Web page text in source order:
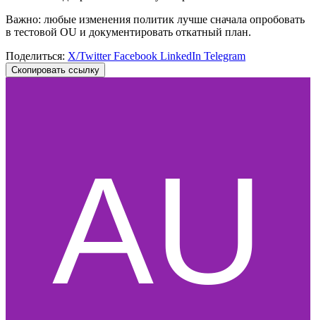
Важно: любые изменения политик лучше сначала опробовать
в тестовой OU и документировать откатный план.
Поделиться: X/TwitterFacebook LinkedIn Telegram
Скопировать ссылку